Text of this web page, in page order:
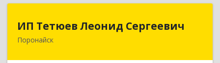
ИП Тетюев Леонид Сергеевич
Поронайск
694242, Сахалинская обл, Поронайск г, Фрунзе